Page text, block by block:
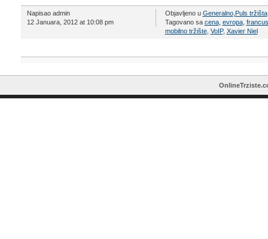
Napisao admin
12 Januara, 2012 at 10:08 pm
Objavljeno u Generalno, Puls tržišta
Tagovano sa cena, evropa,
mobilno tržište, VoIP, Xavier Niel